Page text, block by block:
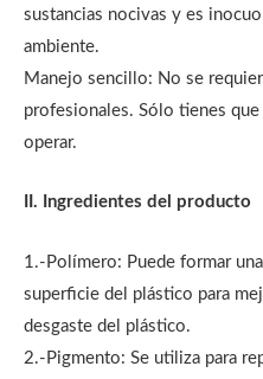
sustancias nocivas y es
ambiente.
Manejo sencillo: No se
profesionales. Sólo tienes
operar.
II. Ingredientes del producto
1.-Polímero: Puede formar
superficie del plástico para
desgaste del plástico.
2.-Pigmento: Se utiliza para